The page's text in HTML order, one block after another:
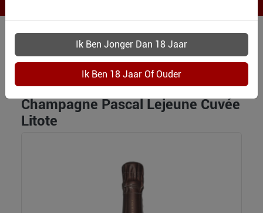
WIJN BLOG
WIJN OUTLET
PERSOONLIJK-
WIJN-
KADOBON
CONTACT
4401 CHAMPAGNE PASCAL LEJEUNE CUVEE LITOTE
Champagne Pascal Lejeune Cuvée
Litote